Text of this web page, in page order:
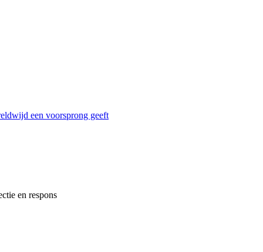
een voorsprong geeft
en respons